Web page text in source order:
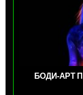
БОДИ-АРТ